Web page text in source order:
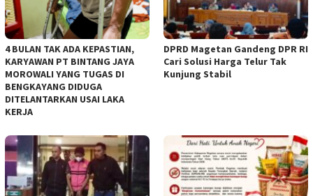
4 BULAN TAK ADA KEPASTIAN,
KARYAWAN PT BINTANG JAYA
MOROWALI YANG TUGAS DI
BENGKAYANG DIDUGA
DITELANTARKAN USAI LAKA
KERJA
DPRD Magetan Gandeng DPR RI
Cari Solusi Harga Telur Tak
Kunjung Stabil